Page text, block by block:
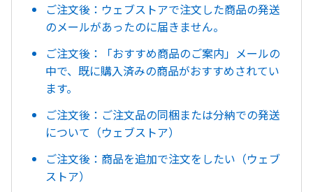
ご注文後：ウェブストアで注文した商品の発送
のメールがあったのに届きません。
ご注文後：「おすすめ商品のご案内」メールの
中で、既に購入済みの商品がおすすめされてい
ます。
ご注文後：ご注文品の同梱または分納での発送
について（ウェブストア）
ご注文後：商品を追加で注文をしたい（ウェブ
ストア）